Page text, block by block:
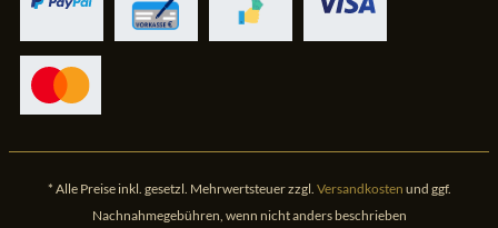
* Alle Preise inkl. gesetzl. Mehrwertsteuer zzgl. Versandkosten und ggf.
Nachnahmegebühren, wenn nicht anders beschrieben